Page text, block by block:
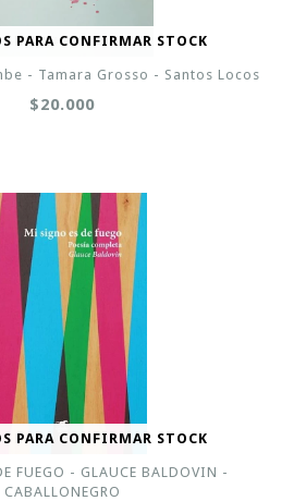
PARA CONFIRMAR STOCK
- Tamara Grosso - Santos Locos
$20.000
PARA CONFIRMAR STOCK
FUEGO - GLAUCE BALDOVIN -
CABALLONEGRO